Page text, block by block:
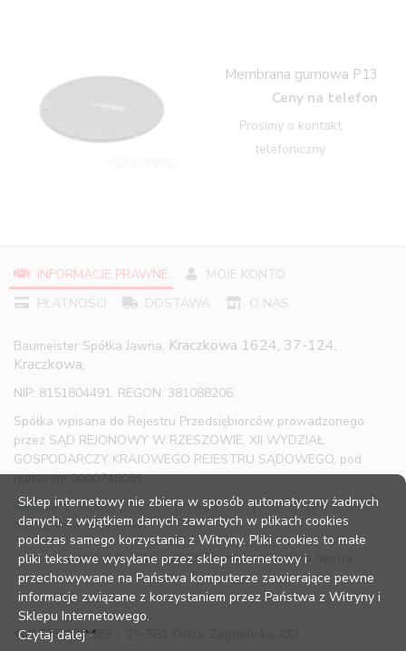
Membrana gumowa P13
Ceny na telefon
Prosimy o kontakt
telefoniczny
INFORMACJE PRAWNE
MOJE KONTO
PŁATNOŚCI
DOSTAWA O NAS
Baumeister Spółka Jawna, Kraczkowa 1624, 37-124,
Kraczkowa,
NIP: 8151804491, REGON: 381088206,
Spółka wpisana do Rejestru Przedsiębiorców prowadzonego
przez SĄD REJONOWY W RZESZOWIE, XII WYDZIAŁ
GOSPODARCZY KRAJOWEGO REJESTRU SĄDOWEGO, pod
numerem 0000746091
Regulamin sklepu| Polityka prywatności |Pouczenie o prawie
odstąpienia od umowy
Copyright © 2016 – 2023 Baumeister Spółka Jawna
+48 575 881 883
Sklep internetowy nie zbiera w sposób automatyczny żadnych
danych, z wyjątkiem danych zawartych w plikach cookies
podczas samego korzystania z Witryny. Pliki cookies to małe
pliki tekstowe wysyłane przez sklep internetowy i
przechowywane na Państwa komputerze zawierające pewne
informacje związane z korzystaniem przez Państwa z Witryny i
Sklepu Internetowego.
Czytaj dalej